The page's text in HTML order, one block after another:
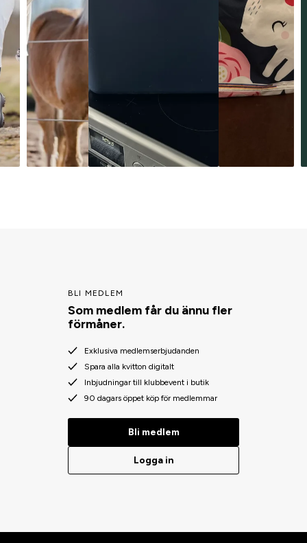
BLI MEDLEM
Som medlem får du ännu fler
förmåner.
Exklusiva medlemserbjudanden
Spara alla kvitton digitalt
Inbjudningar till klubbevent i butik
90 dagars öppet köp för medlemmar
Bli medlem
Logga in